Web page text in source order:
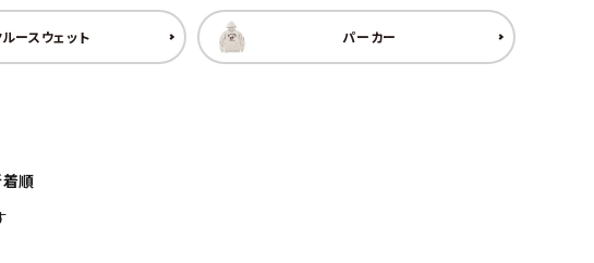
ルースウェット パーカー
順